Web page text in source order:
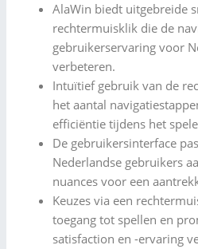
AlaWin biedt uitgebreide
rechtermuisklik die de
gebruikerservaring voor
verbeteren.
Intuïtief gebruik van de
het aantal
efficiëntie tijdens het
De gebruikersinterface
Nederlandse gebruikers
nuances voor een
Keuzes via een
toegang tot spellen en
satisfaction en -ervaring